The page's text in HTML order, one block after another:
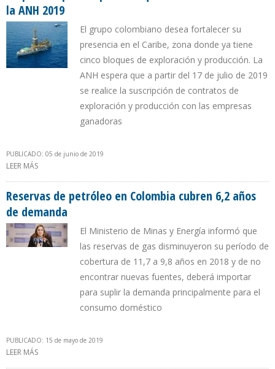
la ANH 2019
El grupo colombiano desea fortalecer su
presencia en el Caribe, zona donde ya tiene
cinco bloques de exploración y producción. La
ANH espera que a partir del 17 de julio de 2019
se realice la suscripción de contratos de
exploración y producción con las empresas
ganadoras
PUBLICADO: 05 de junio de 2019
LEER MÁS
Reservas de petróleo en Colombia cubren 6,2 años
de demanda
El Ministerio de Minas y Energía informó que
las reservas de gas disminuyeron su período de
cobertura de 11,7 a 9,8 años en 2018 y de no
encontrar nuevas fuentes, deberá importar
para suplir la demanda principalmente para el
consumo doméstico
PUBLICADO: 15 de mayo de 2019
LEER MÁS